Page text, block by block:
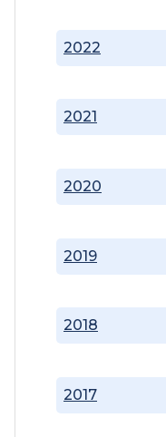
2017
2018
2019
2020
2021
2022